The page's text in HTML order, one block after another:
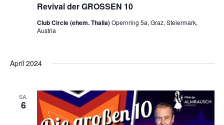
Revival der GROSSEN 10
Club Circle (ehem. Thalia)Opernring 5a, Graz, Steiermark,
Austria
April 2024
SA.
6